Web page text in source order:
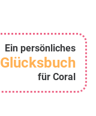
Ein persönliches
Glücksbuch
für Coral